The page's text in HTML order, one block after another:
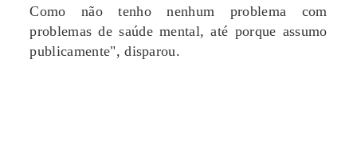
Como não tenho nenhum problema com
problemas de saúde mental, até porque assumo
publicamente", disparou.